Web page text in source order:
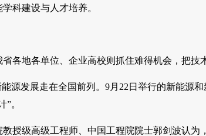
科建设与人才培养。
各地各单位、企业高校则抓住难得机会，把技
源发展走在全国前列。9月22日举行的新能源
。
授级高级工程师、中国工程院院士郭剑波认